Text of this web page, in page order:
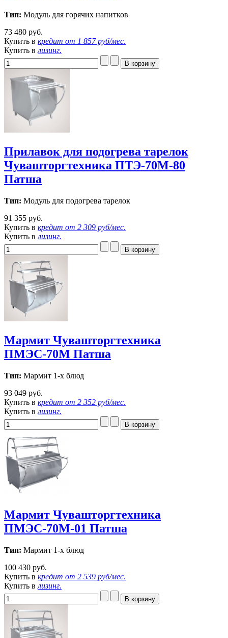
Тип: Модуль для горячих напитков
73 480 руб.
Купить в кредит от 1 857 руб/мес.
Купить в лизинг.
Прилавок для подогрева тарелок
Чувашторгтехника ПТЭ-70М-80
Патша
Тип: Модуль для подогрева тарелок
91 355 руб.
Купить в кредит от 2 309 руб/мес.
Купить в лизинг.
Мармит Чувашторгтехника
ПМЭС-70М Патша
Тип: Мармит 1-х блюд
93 049 руб.
Купить в кредит от 2 352 руб/мес.
Купить в лизинг.
Мармит Чувашторгтехника
ПМЭС-70М-01 Патша
Тип: Мармит 1-х блюд
100 430 руб.
Купить в кредит от 2 539 руб/мес.
Купить в лизинг.